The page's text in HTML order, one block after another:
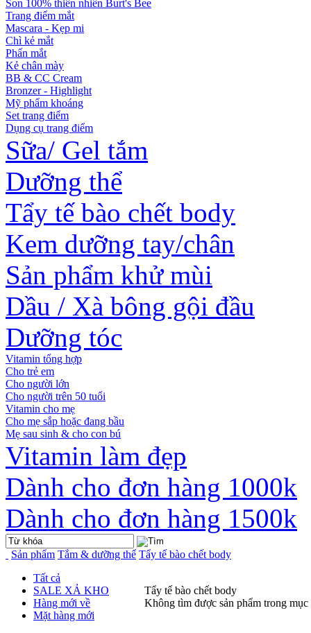
Son 100% thiên nhiên Burt's Bee
Trang điểm mắt
Mascara - Kẹp mi
Chì kẻ mắt
Phấn mắt
Kẻ chân mày
BB & CC Cream
Bronzer - Highlight
Mỹ phẩm khoáng
Set trang điểm
Dụng cụ trang điểm
Sữa/ Gel tắm
Dưỡng thể
Tẩy tế bào chết body
Kem dưỡng tay/chân
Sản phẩm khử mùi
Dầu / Xà bông gội đầu
Dưỡng tóc
Vitamin tổng hợp
Cho trẻ em
Cho người lớn
Cho người trên 50 tuổi
Vitamin cho mẹ
Cho mẹ sắp hoặc đang bầu
Mẹ sau sinh & cho con bú
Vitamin làm đẹp
Dành cho đơn hàng 1000k
Dành cho đơn hàng 1500k
Sản phẩm Tắm & dưỡng thể Tẩy tế bào chết body
Tất cả
SALE XẢ KHO
Hàng mới về
Mặt hàng mới
Tẩy tế bào chết body
Không tìm được sản phẩm trong mục